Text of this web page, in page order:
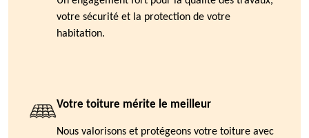
votre sécurité et la protection de votre
habitation.
Votre toiture mérite le meilleur
Nous valorisons et protégeons votre toiture avec